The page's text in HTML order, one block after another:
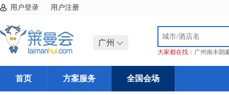
用户登录 用户注册
广州
大家都在找： 广州南丰朗
首页 方案服务 全国会场